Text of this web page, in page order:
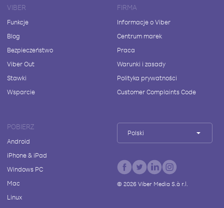
VIBER
Funkcje
Blog
Bezpieczeństwo
Viber Out
Stawki
Wsparcie
FIRMA
Informacje o Viber
Centrum marek
Praca
Warunki i zasady
Polityka prywatności
Customer Complaints Code
POBIERZ
Android
iPhone & iPad
Windows PC
Mac
Linux
Polski
© 2026Viber Media S.à r.l.